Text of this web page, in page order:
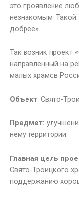
это проявление
незнакомым. Такой
добрее».
Так возник проект
направленный на
малых храмов
Объект: Свято-
Предмет:
нему территории.
Главная цель
Свято-Троицкого
поддержанию